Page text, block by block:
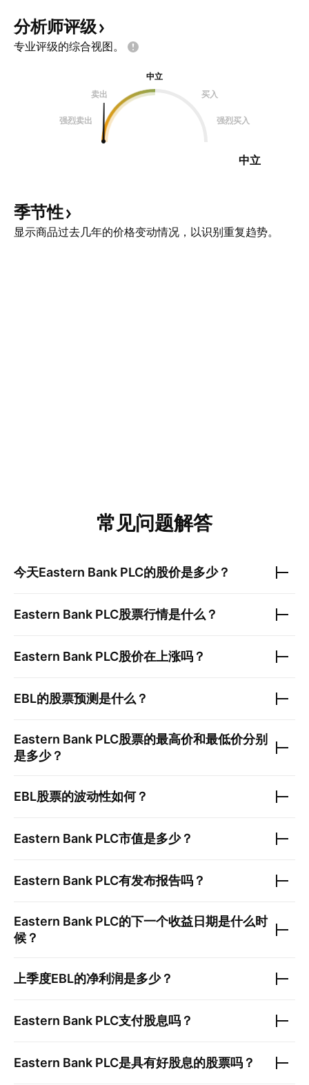
分析师评级
专业评级的综合视图。
中立
卖出
买入
强烈卖出 强烈买入
中立
季节性
显示商品过去几年的价格变动情况，以识别重复趋势。
常见问题解答
今天Eastern Bank PLC的股价是多少？
Eastern Bank PLC股票行情是什么？
Eastern Bank PLC股价在上涨吗？
EBL的股票预测是什么？
Eastern Bank PLC股票的最高价和最低价分别
是多少？
EBL股票的波动性如何？
Eastern Bank PLC市值是多少？
Eastern Bank PLC有发布报告吗？
Eastern Bank PLC的下一个收益日期是什么时
候？
上季度EBL的净利润是多少？
Eastern Bank PLC支付股息吗？
Eastern Bank PLC是具有好股息的股票吗？